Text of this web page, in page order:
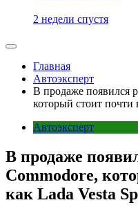
2 недели спустя
Главная
Автоэксперт
В продаже появился
который стоит почти
Автоэксперт
В продаже
Commodore,
как Lada Vesta